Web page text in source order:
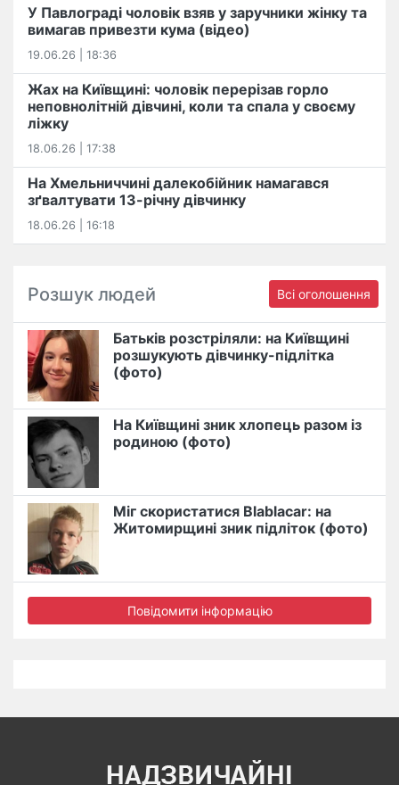
У Павлограді чоловік взяв у заручники жінку та
вимагав привезти кума (відео)
19.06.26 | 18:36
Жах на Київщині: чоловік перерізав горло
неповнолітній дівчині, коли та спала у своєму
ліжку
18.06.26 | 17:38
На Хмельниччині далекобійник намагався
зґвалтувати 13-річну дівчинку
18.06.26 | 16:18
Розшук людей Всі оголошення
Батьків розстріляли: на Київщині
розшукують дівчинку-підлітка
(фото)
На Київщині зник хлопець разом із
родиною (фото)
Міг скористатися Blablacar: на
Житомирщині зник підліток (фото)
Повідомити інформацію